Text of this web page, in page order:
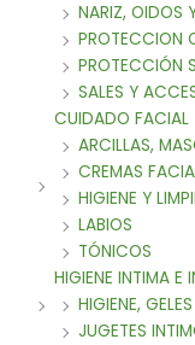
NARIZ, OIDOS
PROTECCION
PROTECCIÓN
SALES Y
CUIDADO FACIAL
ARCILLAS,
CREMAS
HIGIENE Y
LABIOS
TÓNICOS
HIGIENE INTIMA E
HIGIENE,
JUGETES